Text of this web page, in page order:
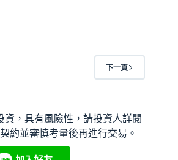
下一頁
資，具有風險性，請投資人詳閱
約並審慎考量後再進行交易。